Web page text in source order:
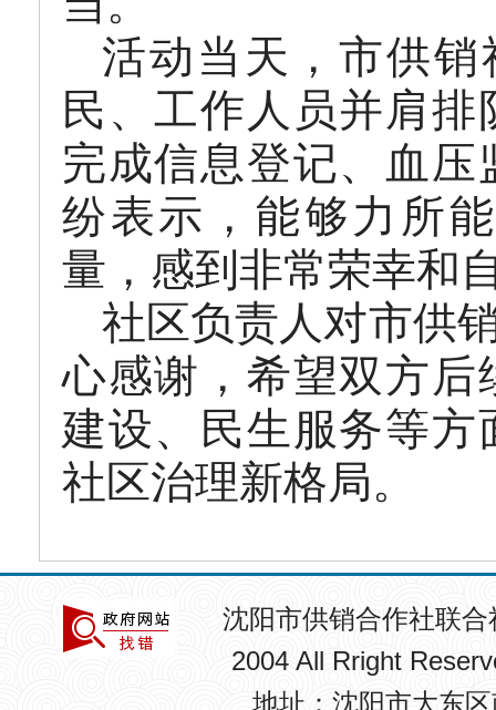
活动当天，市供
民、工作人员并肩
完成信息登记、血
纷表示，能够力所
量，感到非常荣幸和
社区负责人对市供
心感谢，希望双方
建设、民生服务等
社区治理新格局。
沈阳市供销合作社联
2004 All Rright
地址：沈阳市大东